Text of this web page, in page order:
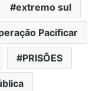
extremo sul
Pacificar
PRISÕES